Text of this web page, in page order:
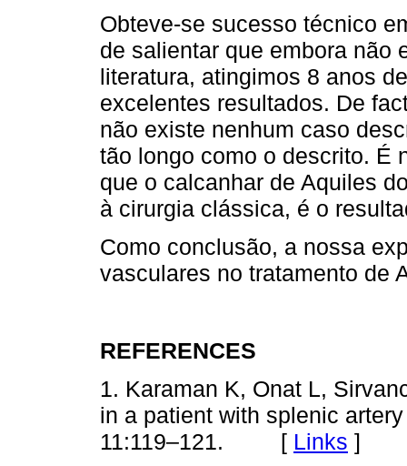
Obteve-se sucesso técnico
de salientar que embora não
literatura, atingimos 8 anos
excelentes resultados. De
não existe nenhum caso
tão longo como o descrito. É
que o calcanhar de Aquiles
à cirurgia clássica, é o
Como conclusão, a nossa
vasculares no tratamento de
REFERENCES
1. Karaman K, Onat L,
in a patient with splenic
11:119–121. [ Links ]